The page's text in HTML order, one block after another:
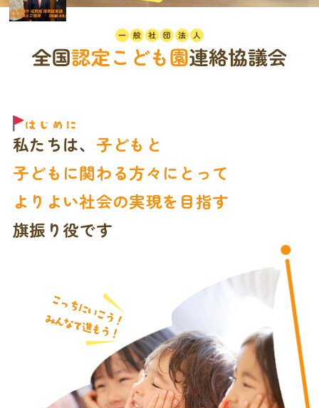
私たちは、 子どもと
子どもに関わる方々にとって
よりよい社会の実現を目指す
旗振り役です